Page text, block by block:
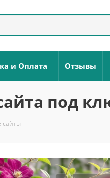
и Оплата Отзывы
под
сайты